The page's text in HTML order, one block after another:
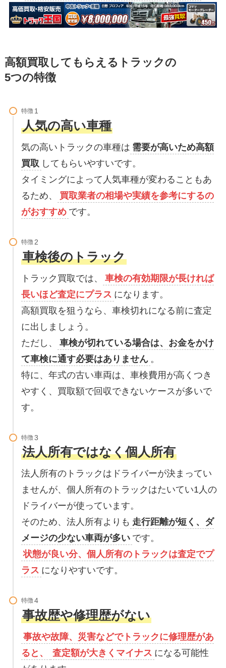
高額買取してもらえるトラックの
5つの特徴
特徴
人気の高い車種
気の高いトラックの車種は 需要が高いため高額
買取 してもらいやすいです。
タイミングによって人気車種が変わることもあ
るため、
買取業者の相場や実績を参考にするの
がおすすめ です。
特徴
車検後のトラック
トラック買取では、
車検の有効期限が長ければ
長いほど査定にプラス になります。
高額買取を狙うなら、車検切れになる前に査定
に出しましょう。
ただし、
車検が切れている場合は、お金をかけ
て車検に通す必要はありません 。
特に、年式の古い車両は、車検費用が高くつき
やすく、買取額で回収できないケースが多いで
す。
特徴
法人所有ではなく個人所有
法人所有のトラックはドライバーが決まってい
ませんが、 個人所有のトラックはたいてい1人の
ドライバーが使っています。
そのため、法人所有よりも 走行距離が短く、ダ
メージの少ない車両が多い です。
状態が良い分、個人所有のトラックは査定でプ
ラス になりやすいです。
特徴
事故歴や修理歴がない
事故や故障、災害などでトラックに修理歴があ
ると、
査定額が大きくマイナス になる可能性